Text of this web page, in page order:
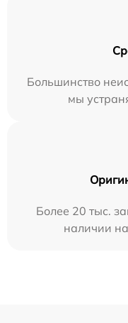
Большинство
мы
Более 20 тыс.
наличии